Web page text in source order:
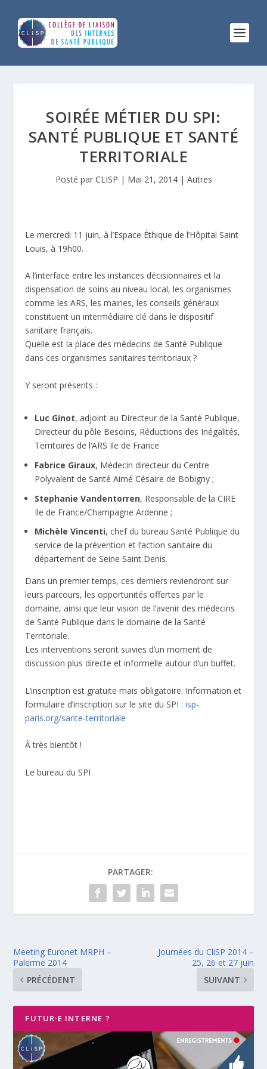
SOIRÉE MÉTIER DU SPI:
SANTÉ PUBLIQUE ET SANTÉ
TERRITORIALE
Posté par CLISP | Mai 21, 2014| Autres
Le mercredi 11 juin, à l’Espace Éthique de l’Hôpital Saint
Louis, à 19h00.
A l’interface entre les instances décisionnaires et la
dispensation de soins au niveau local, les organismes
comme les ARS, les mairies, les conseils généraux
constituent un intermédiaire clé dans le dispositif
sanitaire français.
Quelle est la place des médecins de Santé Publique
dans ces organismes sanitaires territoriaux ?
Y seront présents :
Luc Ginot, adjoint au Directeur de la Santé Publique,
Directeur du pôle Besoins, Réductions des Inégalités,
Territoires de l’ARS Ile de France
Fabrice Giraux, Médecin directeur du Centre
Polyvalent de Santé Aimé Césaire de Bobigny ;
Stephanie Vandentorren, Responsable de la CIRE
Ile de France/Champagne Ardenne ;
Michèle Vincenti, chef du bureau Santé Publique du
service de la prévention et l’action sanitaire du
département de Seine Saint Denis.
Dans un premier temps, ces derniers reviendront sur
leurs parcours, les opportunités offertes par le
domaine, ainsi que leur vision de l’avenir des médecins
de Santé Publique dans le domaine de la Santé
Territoriale.
Les interventions seront suivies d’un moment de
discussion plus directe et informelle autour d’un buffet.
L’inscription est gratuite mais obligatoire. Information et
formulaire d’inscription sur le site du SPI : isp-
paris.org/sante-territoriale
À très bientôt !
Le bureau du SPI
PARTAGER:
Meeting Euronet MRPH –
Palerme 2014
PRÉCÉDENT
Journées du CliSP 2014 –
25, 26 et 27 juin
SUIVANT
FUTUR·E INTERNE ?